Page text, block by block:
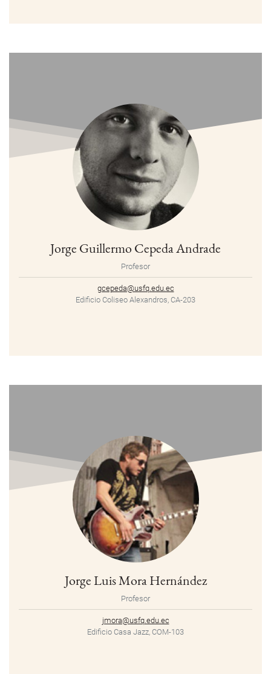
Jorge Guillermo Cepeda Andrade
Profesor
gcepeda@usfq.edu.ec
Edificio Coliseo Alexandros, CA-203
Jorge Luis Mora Hernández
Profesor
jmora@usfq.edu.ec
Edificio Casa Jazz, COM-103